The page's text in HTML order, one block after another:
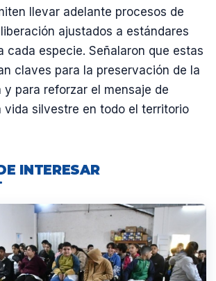
llevar adelante procesos de
ajustados a estándares
cada especie. Señalaron que estas
claves para la preservación de la
y para reforzar el mensaje de
vida silvestre en todo el territorio
INTERESAR